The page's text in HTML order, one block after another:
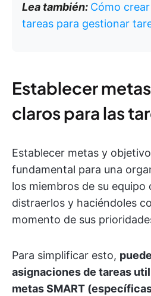
Lea también: Cómo
tareas para gestionar
Establecer
claros para las
Establecer metas y
fundamental para una
los miembros de su equipo
distraerlos y haciéndoles
momento de sus
Para simplificar esto,
asignaciones de tareas
metas SMART